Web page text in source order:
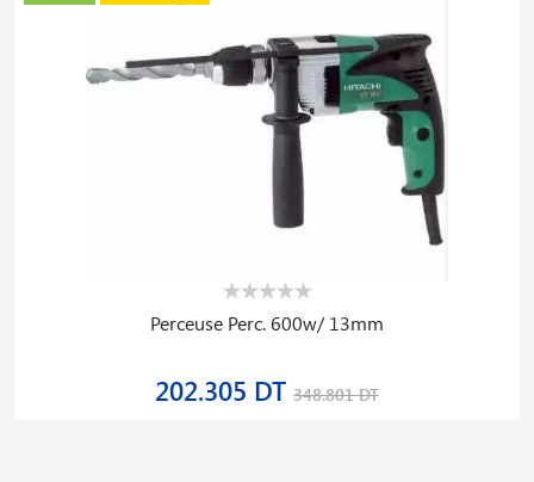
Perceuse Perc. 600w/ 13mm
202.305 DT 348.801 DT